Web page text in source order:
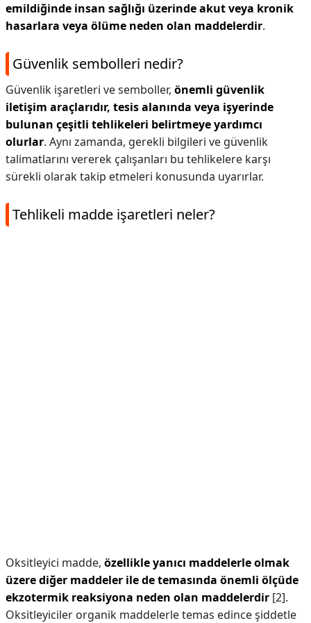
emildiğinde insan sağlığı üzerinde akut veya kronik
hasarlara veya ölüme neden olan maddelerdir.
Güvenlik sembolleri nedir?
Güvenlik işaretleri ve semboller, önemli güvenlik
iletişim araçlarıdır, tesis alanında veya işyerinde
bulunan çeşitli tehlikeleri belirtmeye yardımcı
olurlar. Aynı zamanda, gerekli bilgileri ve güvenlik
talimatlarını vererek çalışanları bu tehlikelere karşı
sürekli olarak takip etmeleri konusunda uyarırlar.
Tehlikeli madde işaretleri neler?
Oksitleyici madde, özellikle yanıcı maddelerle olmak
üzere diğer maddeler ile de temasında önemli ölçüde
ekzotermik reaksiyona neden olan maddelerdir [2].
Oksitleyiciler organik maddelerle temas edince şiddetle